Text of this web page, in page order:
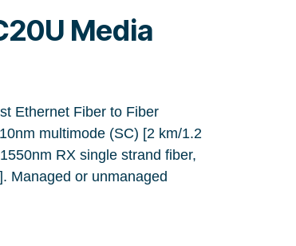
Media
Ethernet Fiber to Fiber
multimode (SC) [2 km/1.2
RX single strand fiber,
Managed or unmanaged